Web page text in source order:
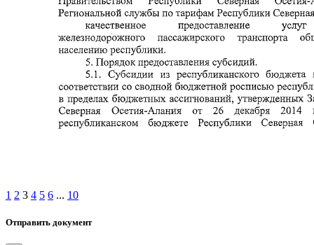
1 2 3 4 5 6 ... 10
Отправить документ